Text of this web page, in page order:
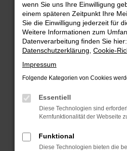
FEHLER: NETWORK
Beim Laden ist ein Fehler
Hier sind ein paar Tipps, die dir
Überprüfe deine Firewall
Internetverbindung.
Laden andere Webseiten,
Manche Erweiterungen, wie
verhindern. Funktioniert die
anderen Browser oder in
wenn Sie uns Ihre Einwilligung
einem späteren Zeitpunkt Ihre
Sie die Einwilligung jederzeit für
Weitere Informationen zum
Datenverarbeitung finden Sie hier:
Datenschutzerklärung Cookie-
Impressum
Folgende Kategorien von Cookies
Essentiell
Diese Technologien sind
Kernfunktionalität der Webseite
Funktional
Diese Technologien bieten die